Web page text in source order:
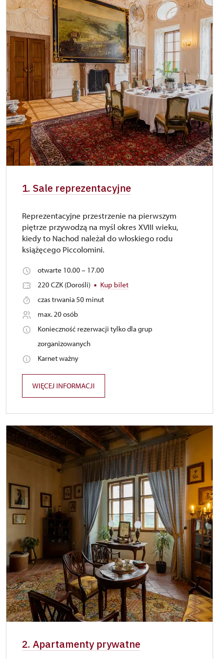
1. Sale reprezentacyjne
Reprezentacyjne przestrzenie na pierwszym
piętrze przywodzą na myśl okres XVIII wieku,
kiedy to Nachod należał do włoskiego rodu
książęcego Piccolomini.
otwarte 10.00 – 17.00
220 CZK (Dorośli)
Kup bilet
czas trwania 50 minut
max. 20 osób
Konieczność rezerwacji tylko dla grup
zorganizowanych
Karnet ważny
WIĘCEJ INFORMACJI
2. Apartamenty prywatne